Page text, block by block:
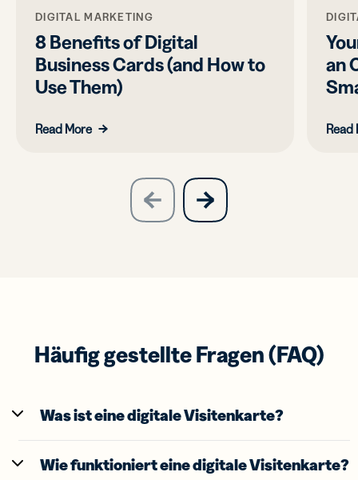
DIGITAL MARKETING
8 Benefits of Digital
Business Cards (and How to
Use Them)
Read More
an
Read
previous
slide
next
slide
Häufig gestellte Fragen (FAQ)
Was ist eine digitale Visitenkarte?
Wie funktioniert eine digitale Visitenkarte?